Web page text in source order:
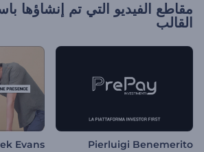
مقاطع الفيديو التي تم إنشاؤها
القالب
Pierluigi Benemerito
Evans